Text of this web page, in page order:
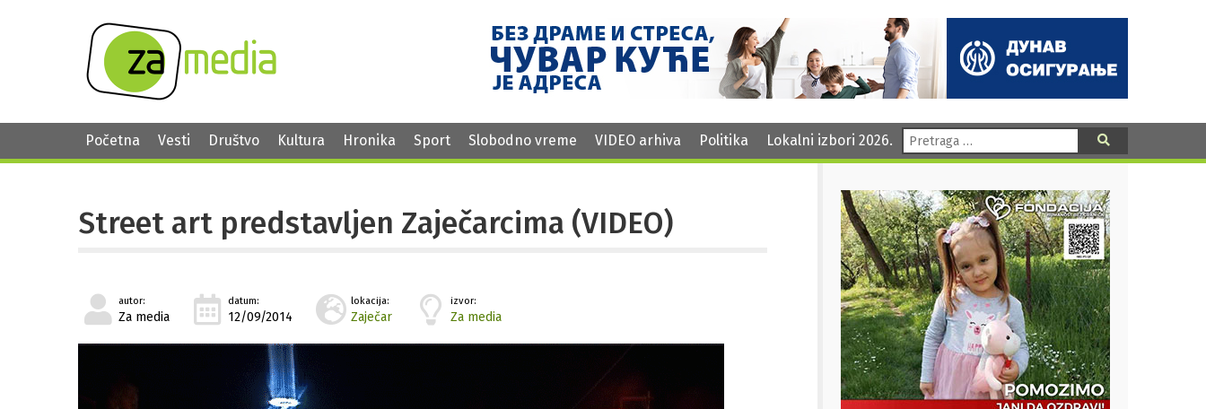
Početna Vesti Društvo Kultura Hronika Sport Slobodno vreme VIDEO arhiva Politika Lokalni izbori 2026. Pretraga:
Street art predstavljen Zaječarcima (VIDEO)
autor:
Za media
datum:
12/09/2014
lokacija:
Zaječar
izvor:
Za media